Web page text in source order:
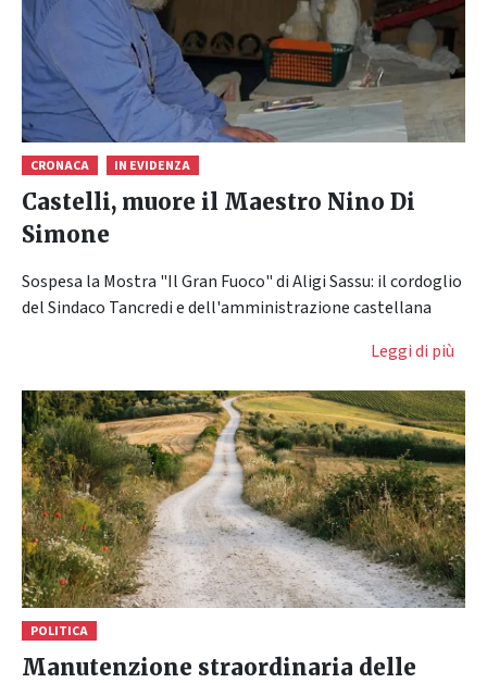
CRONACA IN EVIDENZA
Castelli, muore il Maestro Nino Di
Simone
Sospesa la Mostra "Il Gran Fuoco" di Aligi Sassu: il cordoglio
del Sindaco Tancredi e dell'amministrazione castellana
Leggi di più
POLITICA
Manutenzione straordinaria delle